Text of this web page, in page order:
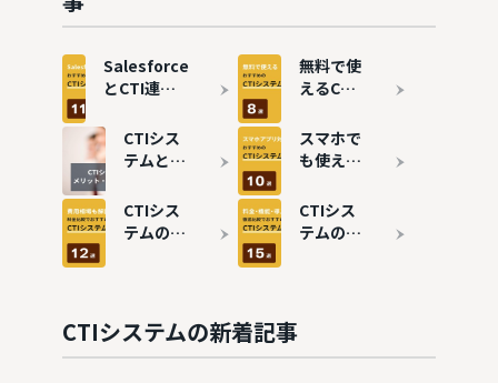
Salesforce
とCTI連携
は？おすす
めシステム
11選も紹介
無料で使
えるCTI
おすすめ
8選！コ
率化
CTIシス
テムと
ット・デ
メリッ
スマホで
も使え
リ対応の
CTIシス
CTIシス
テムの費
ンプレ型
の価格を
徹底解説
CTIシス
テムのタ
解説
CTIシステムの新着記事